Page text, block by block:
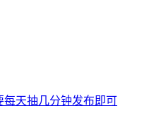
天抽几分钟发布即可